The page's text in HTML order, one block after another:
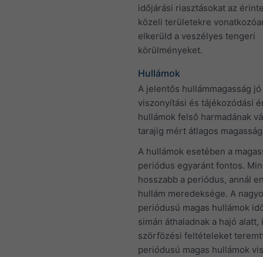
időjárási riasztásokat az
közeli területekre
elkerüld a veszélyes tengeri
körülményeket.
Hullámok
A jelentős hullámmagasság jó
viszonyítási és tájékozódási
hullámok felső harmadának
tarajig mért átlagos
A hullámok esetében a
periódus egyaránt fontos.
hosszabb a periódus, annál
hullám meredeksége. A
periódusú magas hullámok
simán áthaladnak a hajó alatt,
szörfözési feltételeket
periódusú magas hullámok